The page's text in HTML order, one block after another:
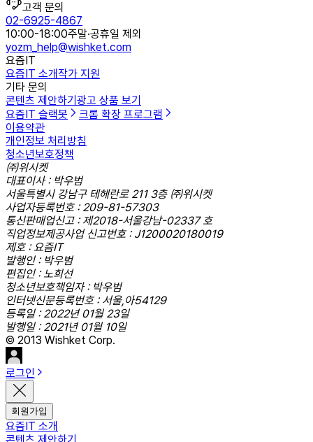
고객 문의
02-6925-4867
10:00-18:00주말·공휴일 제외
yozm_help@wishket.com
요즘IT
요즘IT 소개작가 지원
기타 문의
콘텐츠 제안하기 광고 상품 보기
요즘IT 슬랙봇
크롬 확장 프로그램
이용약관
개인정보 처리방침
청소년보호정책
㈜위시켓
대표이사 : 박우범
서울특별시 강남구 테헤란로 211 3층 ㈜위시켓
사업자등록번호 : 209-81-57303
통신판매업신고 : 제2018-서울강남-02337 호
직업정보제공사업 신고번호 : J1200020180019
제호 : 요즘IT
발행인 : 박우범
편집인 : 노희선
청소년보호책임자 : 박우범
인터넷신문등록번호 : 서울,아54129
등록일 : 2022년 01월 23일
발행일 : 2021년 01월 10일
© 2013 Wishket Corp.
로그인
회원가입
요즘IT 소개